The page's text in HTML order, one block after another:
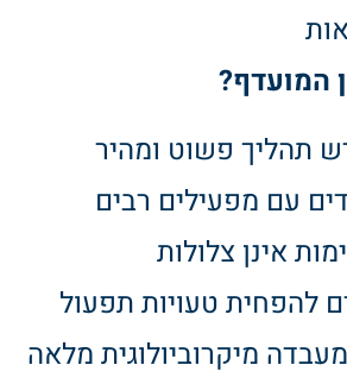
המועדף?
תהליך פשוט ומהיר
עם מפעילים רבים
אינן צלולות
להפחית טעויות תפעול
מיקרוביולוגית מלאה